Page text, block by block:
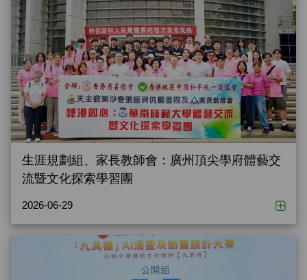
生涯規劃組、家長教師會：廣州頂尖學府體藝交
流暨文化探索學習團
2026-06-29